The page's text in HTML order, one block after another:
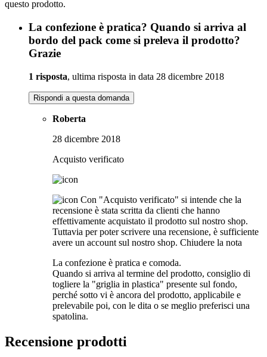
questo prodotto.
La confezione è pratica? Quando si arriva al
bordo del pack come si preleva il prodotto?
Grazie
1 risposta, ultima risposta in data 28 dicembre 2018
Rispondi a questa domanda
Roberta
28 dicembre 2018
Acquisto verificato
Con "Acquisto verificato" si intende che la
recensione è stata scritta da clienti che hanno
effettivamente acquistato il prodotto sul nostro shop.
Tuttavia per poter scrivere una recensione, è sufficiente
avere un account sul nostro shop. Chiudere la nota
La confezione è pratica e comoda.
Quando si arriva al termine del prodotto, consiglio di
togliere la "griglia in plastica" presente sul fondo,
perché sotto vi è ancora del prodotto, applicabile e
prelevabile poi, con le dita o se meglio preferisci una
spatolina.
Recensione prodotti